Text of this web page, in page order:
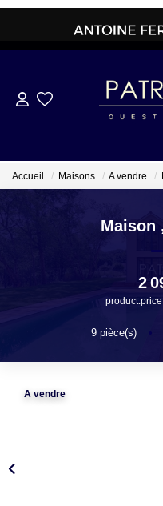
Accueil Maisons A vendre
Maison
2
9 pièce(s)
A vendre